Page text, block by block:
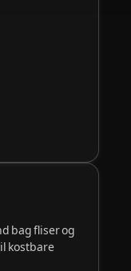
bag fliser og
kostbare